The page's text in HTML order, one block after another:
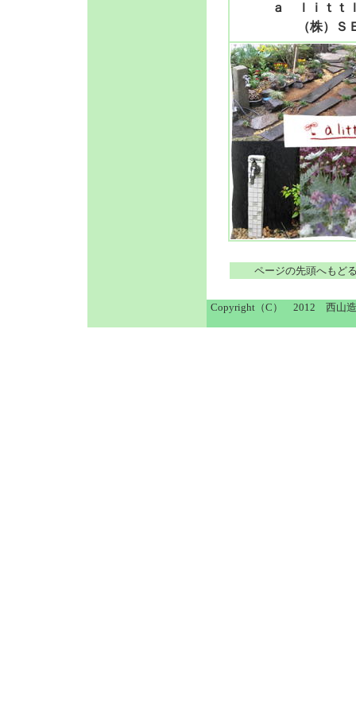
ａ ｌｉｔｔ
（株）Ｓ
ページの先頭へもど
Copyright（C） 2012 西山